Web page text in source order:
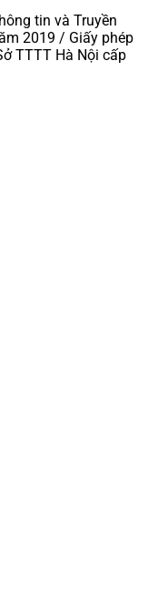
tin và Truyền
2019 / Giấy phép
TTTT Hà Nội cấp